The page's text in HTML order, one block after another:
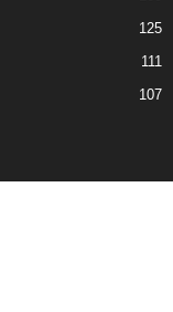
125
111
107